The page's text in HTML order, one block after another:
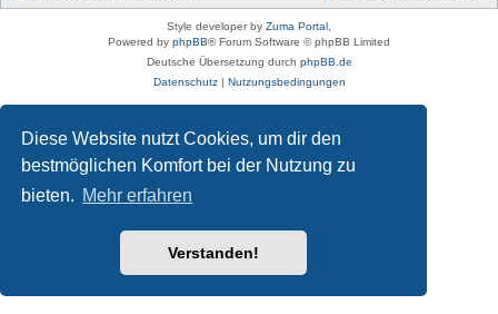
Diese Website nutzt Cookies, um dir den
bestmöglichen Komfort bei der Nutzung zu
bieten. Mehr erfahren
Verstanden!
Style developer by Zuma Portal
Powered by phpBB® Forum Software © phpBB Limited
Deutsche Übersetzung durch phpBB.de
Datenschutz| Nutzungsbedingungen